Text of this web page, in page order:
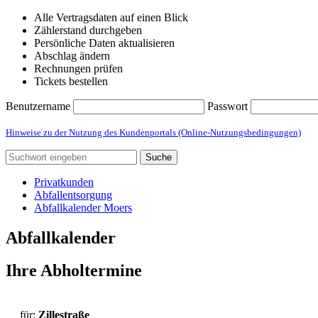
Alle Vertragsdaten auf einen Blick
Zählerstand durchgeben
Persönliche Daten aktualisieren
Abschlag ändern
Rechnungen prüfen
Tickets bestellen
Benutzername Passwort
Hinweise zu der Nutzung des Kundenportals (Online-Nutzungsbedingungen)
Suche
Privatkunden
Abfallentsorgung
Abfallkalender Moers
Abfallkalender
Ihre Abholtermine
für: Zillestraße